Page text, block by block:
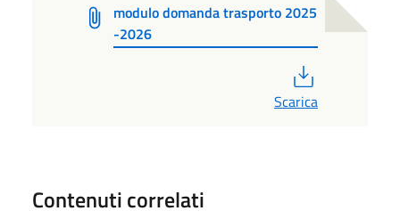
modulo domanda trasporto 2025
-2026
Scarica
Contenuti correlati